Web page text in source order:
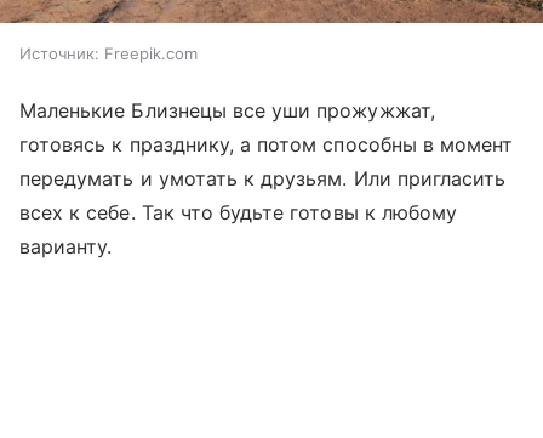
Источник: Freepik.com
Маленькие Близнецы все уши прожужжат,
готовясь к празднику, а потом способны в момент
передумать и умотать к друзьям. Или пригласить
всех к себе. Так что будьте готовы к любому
варианту.